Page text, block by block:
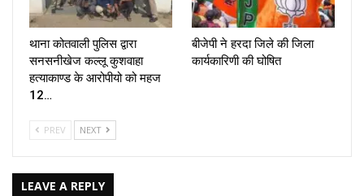
थाना कोतवाली पुलिस द्वारा
सनसनीखेज कल्लू कुशवाहा
हत्याकाण्ड के आरोपीयो को महज
12…
बीजेपी ने हरदा जिले की जिला
कार्यकारिणी की घोषित
PREV NEXT
LEAVE A REPLY